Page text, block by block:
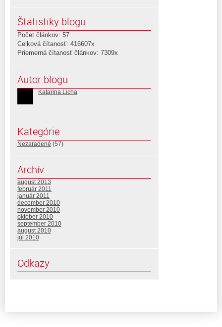
Štatistiky blogu
Počet článkov: 57
Celková čítanosť: 416607x
Priemerná čítanosť článkov: 7309x
Autor blogu
Katarina Licha
Kategórie
Nezaradené (57)
Archív
august 2013
február 2011
január 2011
december 2010
november 2010
október 2010
september 2010
august 2010
júl 2010
Odkazy